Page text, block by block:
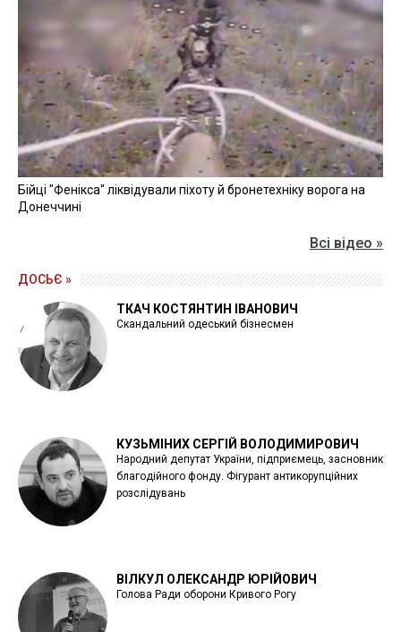
Бійці "Фенікса" ліквідували піхоту й бронетехніку ворога на
Донеччині
Всі відео »
ДОСЬЄ »
ТКАЧ КОСТЯНТИН ІВАНОВИЧ
Скандальний одеський бізнесмен
КУЗЬМІНИХ СЕРГІЙ ВОЛОДИМИРОВИЧ
Народний депутат України, підприємець, засновник
благодійного фонду. Фігурант антикорупційних
розслідувань
ВІЛКУЛ ОЛЕКСАНДР ЮРІЙОВИЧ
Голова Ради оборони Кривого Рогу